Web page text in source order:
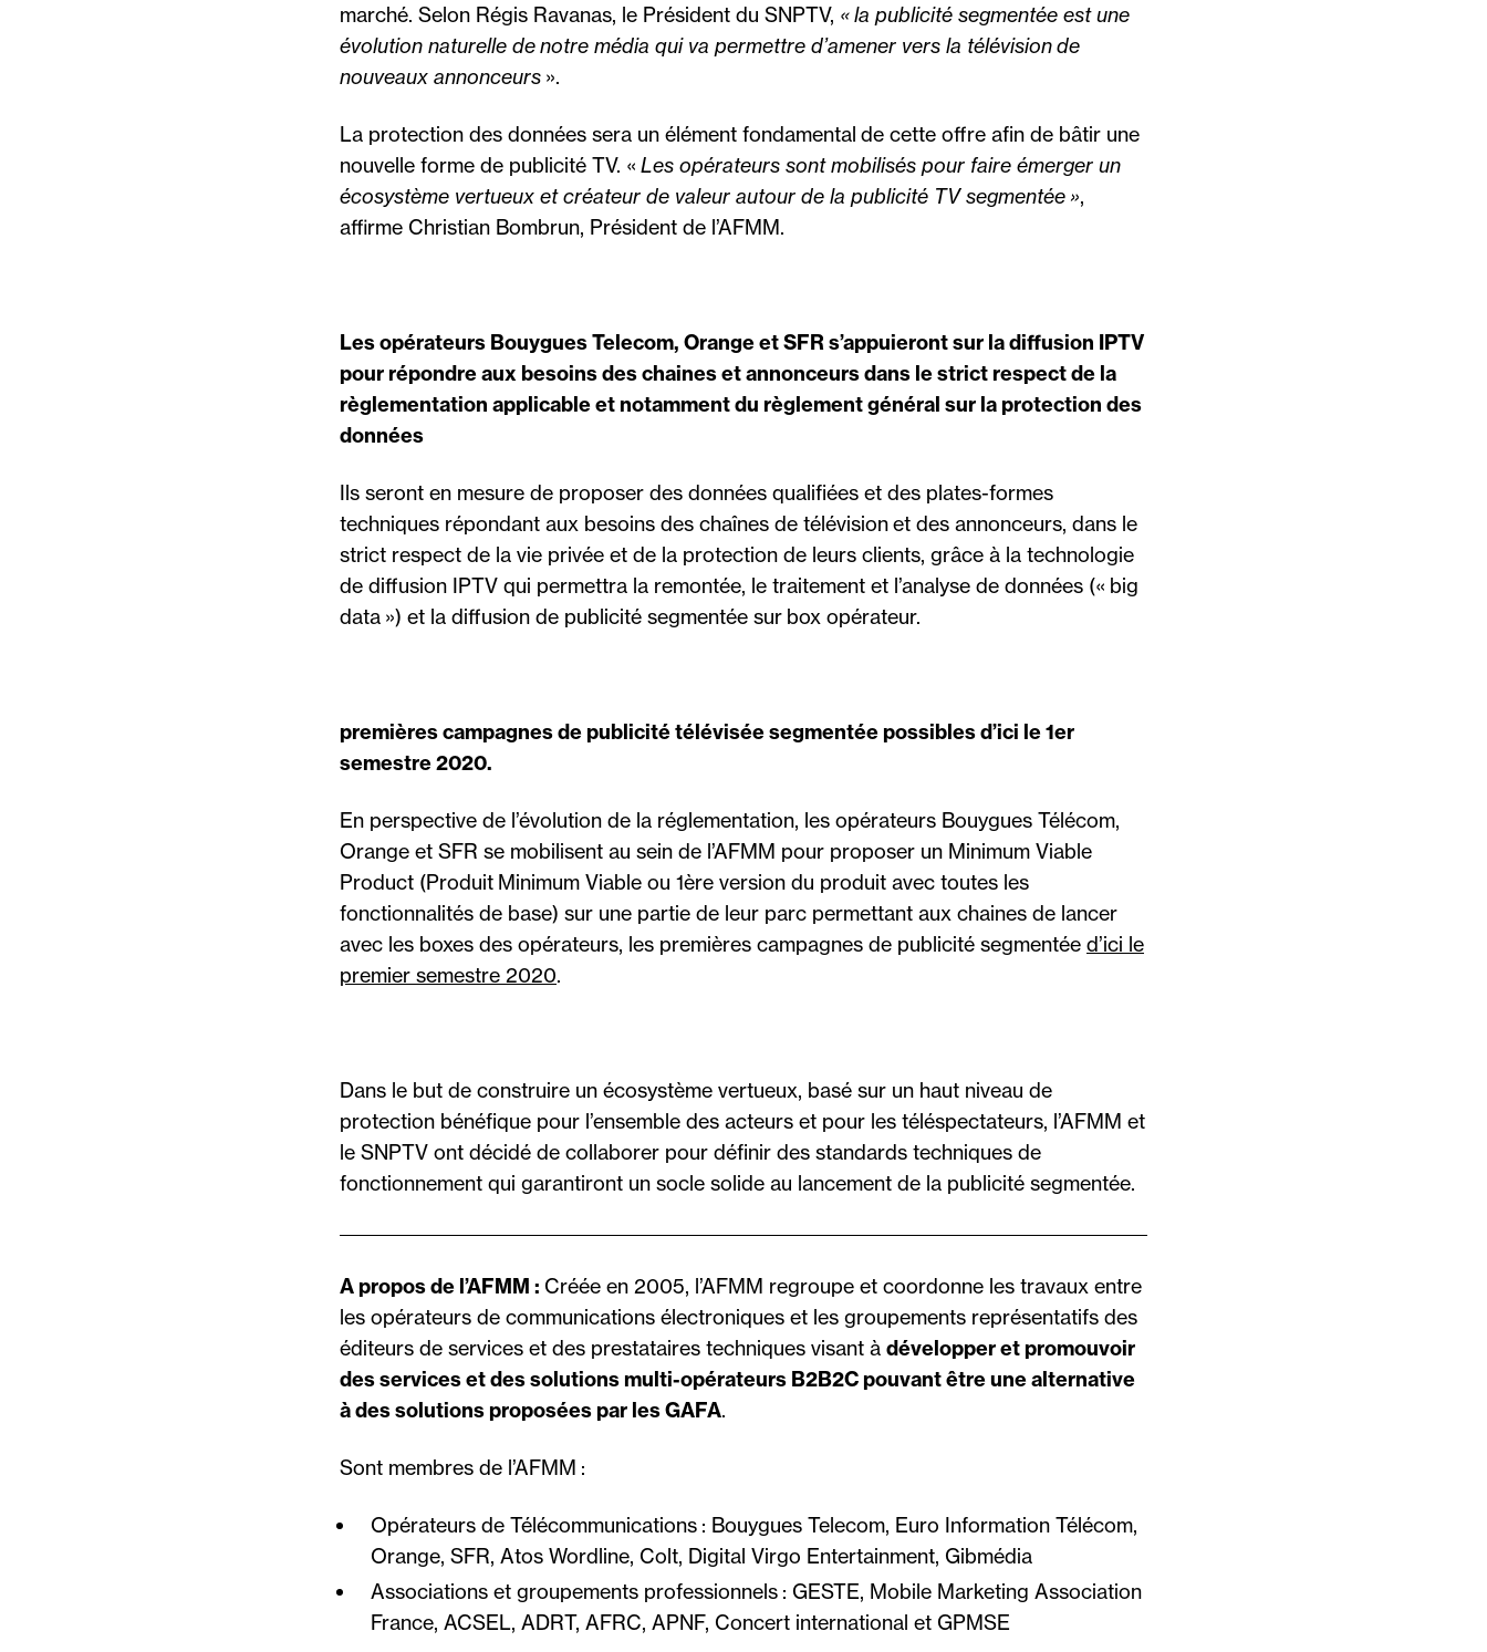
marché. Selon Régis Ravanas, le Président du SNPTV, « la publicité segmentée est une
évolution naturelle de notre média qui va permettre d’amener vers la télévision de
nouveaux annonceurs ».
La protection des données sera un élément fondamental de cette offre afin de bâtir une
nouvelle forme de publicité TV. « Les opérateurs sont mobilisés pour faire émerger un
écosystème vertueux et créateur de valeur autour de la publicité TV segmentée »,
affirme Christian Bombrun, Président de l’AFMM.
Les opérateurs Bouygues Telecom, Orange et SFR s’appuieront sur la diffusion IPTV
pour répondre aux besoins des chaines et annonceurs dans le strict respect de la
règlementation applicable et notamment du règlement général sur la protection des
données
Ils seront en mesure de proposer des données qualifiées et des plates-formes
techniques répondant aux besoins des chaînes de télévision et des annonceurs, dans le
strict respect de la vie privée et de la protection de leurs clients, grâce à la technologie
de diffusion IPTV qui permettra la remontée, le traitement et l’analyse de données (« big
data ») et la diffusion de publicité segmentée sur box opérateur.
premières campagnes de publicité télévisée segmentée possibles d’ici le 1er
semestre 2020.
En perspective de l’évolution de la réglementation, les opérateurs Bouygues Télécom,
Orange et SFR se mobilisent au sein de l’AFMM pour proposer un Minimum Viable
Product (Produit Minimum Viable ou 1ère version du produit avec toutes les
fonctionnalités de base) sur une partie de leur parc permettant aux chaines de lancer
avec les boxes des opérateurs, les premières campagnes de publicité segmentée d’ici le
premier semestre 2020.
Dans le but de construire un écosystème vertueux, basé sur un haut niveau de
protection bénéfique pour l’ensemble des acteurs et pour les téléspectateurs, l’AFMM et
le SNPTV ont décidé de collaborer pour définir des standards techniques de
fonctionnement qui garantiront un socle solide au lancement de la publicité segmentée.
A propos de l’AFMM : Créée en 2005, l’AFMM regroupe et coordonne les travaux entre
les opérateurs de communications électroniques et les groupements représentatifs des
éditeurs de services et des prestataires techniques visant à développer et promouvoir
des services et des solutions multi-opérateurs B2B2C pouvant être une alternative
à des solutions proposées par les GAFA.
Sont membres de l’AFMM :
Opérateurs de Télécommunications : Bouygues Telecom, Euro Information Télécom,
Orange, SFR, Atos Wordline, Colt, Digital Virgo Entertainment, Gibmédia
Associations et groupements professionnels : GESTE, Mobile Marketing Association
France, ACSEL, ADRT, AFRC, APNF, Concert international et GPMSE